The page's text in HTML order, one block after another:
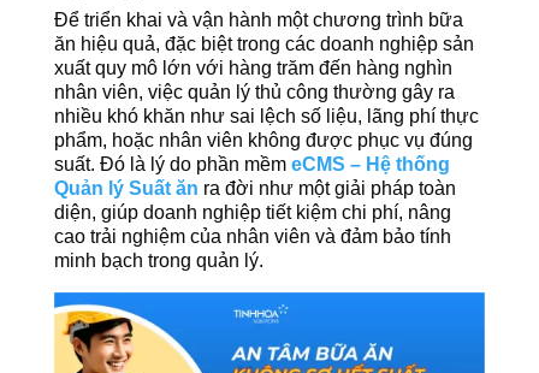
Để triển khai và vận hành một chương trình bữa
ăn hiệu quả, đặc biệt trong các doanh nghiệp sản
xuất quy mô lớn với hàng trăm đến hàng nghìn
nhân viên, việc quản lý thủ công thường gây ra
nhiều khó khăn như sai lệch số liệu, lãng phí thực
phẩm, hoặc nhân viên không được phục vụ đúng
suất. Đó là lý do phần mềm eCMS – Hệ thống
Quản lý Suất ăn ra đời như một giải pháp toàn
diện, giúp doanh nghiệp tiết kiệm chi phí, nâng
cao trải nghiệm của nhân viên và đảm bảo tính
minh bạch trong quản lý.